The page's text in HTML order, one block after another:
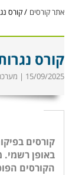
אתר קורסים /קורס
קורס
15/09/2025 | מערכת אתר קורסים
קורסים
באופן רשמי.
הקורסים